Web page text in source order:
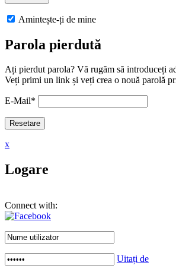
Amintește-ți de mine
Parola pierdută
Ați pierdut parola? Vă rugăm să introduceți
Veți primi un link și veți crea o nouă parolă
E-Mail*
x
Logare
Connect with:
Uitați de